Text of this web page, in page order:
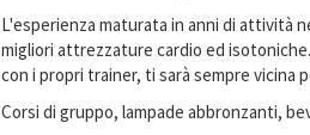
L'esperienza maturata in anni di attività
migliori attrezzature cardio ed
con i propri trainer, ti sarà sempre
Corsi di gruppo, lampade abbronzanti,